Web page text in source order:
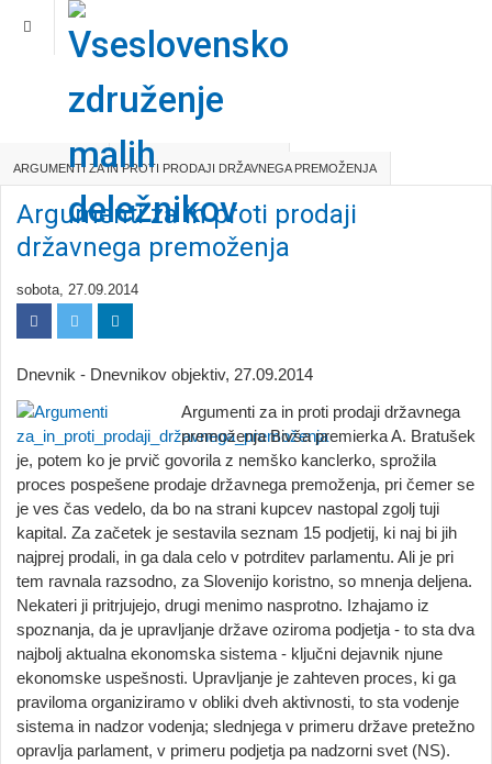
ARGUMENTI ZA IN PROTI PRODAJI DRŽAVNEGA PREMOŽENJA
Argumenti za in proti prodaji
državnega premoženja
sobota, 27.09.2014
Dnevnik - Dnevnikov objektiv, 27.09.2014
Argumenti za in proti prodaji državnega
premoženja Bivša premierka A. Bratušek
je, potem ko je prvič govorila z nemško kanclerko, sprožila
proces pospešene prodaje državnega premoženja, pri čemer se
je ves čas vedelo, da bo na strani kupcev nastopal zgolj tuji
kapital. Za začetek je sestavila seznam 15 podjetij, ki naj bi jih
najprej prodali, in ga dala celo v potrditev parlamentu. Ali je pri
tem ravnala razsodno, za Slovenijo koristno, so mnenja deljena.
Nekateri ji pritrjujejo, drugi menimo nasprotno. Izhajamo iz
spoznanja, da je upravljanje države oziroma podjetja - to sta dva
najbolj aktualna ekonomska sistema - ključni dejavnik njune
ekonomske uspešnosti. Upravljanje je zahteven proces, ki ga
praviloma organiziramo v obliki dveh aktivnosti, to sta vodenje
sistema in nadzor vodenja; slednjega v primeru države pretežno
opravlja parlament, v primeru podjetja pa nadzorni svet (NS).